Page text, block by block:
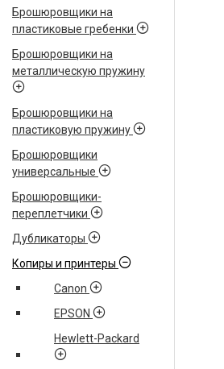
Брошюровщики на
пластиковые гребенки
Брошюровщики на
металлическую пружину
Брошюровщики на
пластиковую пружину
Брошюровщики
универсальные
Брошюровщики-
переплетчики
Дубликаторы
Копиры и принтеры
Canon
EPSON
Hewlett-Packard